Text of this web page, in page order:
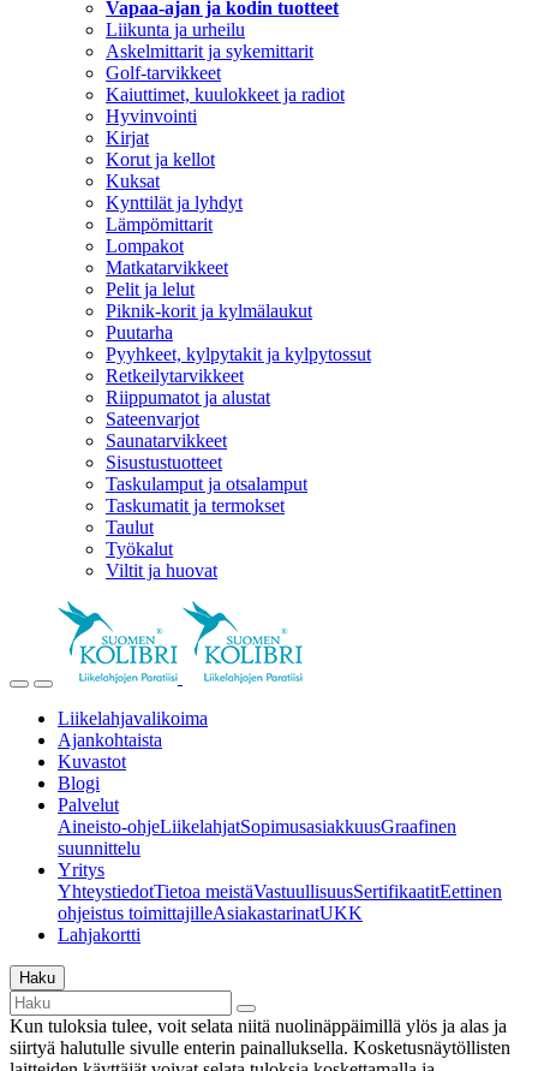
Vapaa-ajan ja kodin tuotteet
Liikunta ja urheilu
Askelmittarit ja sykemittarit
Golf-tarvikkeet
Kaiuttimet, kuulokkeet ja radiot
Hyvinvointi
Kirjat
Korut ja kellot
Kuksat
Kynttilät ja lyhdyt
Lämpömittarit
Lompakot
Matkatarvikkeet
Pelit ja lelut
Piknik-korit ja kylmälaukut
Puutarha
Pyyhkeet, kylpytakit ja kylpytossut
Retkeilytarvikkeet
Riippumatot ja alustat
Sateenvarjot
Saunatarvikkeet
Sisustustuotteet
Taskulamput ja otsalamput
Taskumatit ja termokset
Taulut
Työkalut
Viltit ja huovat
Liikelahjavalikoima
Ajankohtaista
Kuvastot
Blogi
Palvelut
Aineisto-ohjeLiikelahjatSopimusasiakkuusGraafinen
suunnittelu
Yritys
YhteystiedotTietoa meistäVastuullisuusSertifikaatitEettinen
ohjeistus toimittajilleAsiakastarinatUKK
Lahjakortti
Haku
Kun tuloksia tulee, voit selata niitä nuolinäppäimillä ylös ja alas ja
siirtyä halutulle sivulle enterin painalluksella. Kosketusnäytöllisten